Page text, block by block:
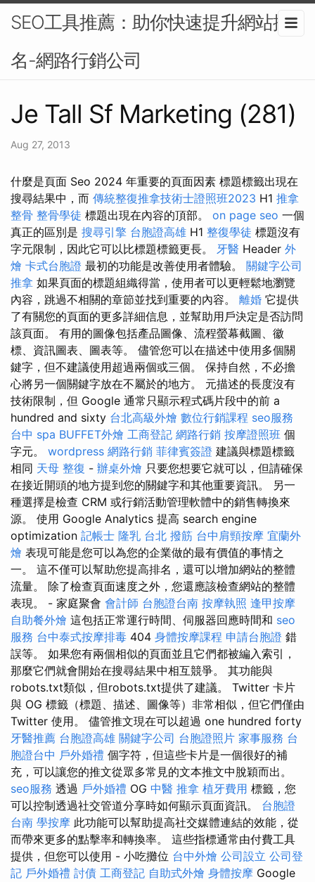
SEO工具推薦：助你快速提升網站排
名-網路行銷公司
Je Tall Sf Marketing (281)
Aug 27, 2013
什麼是頁面 Seo 2024 年重要的頁面因素 標題標籤出現在
搜尋結果中，而 傳統整復推拿技術士證照班2023 H1 推拿
整骨 整骨學徒 標題出現在內容的頂部。 on page seo 一個
真正的區別是 搜尋引擎 台胞證高雄 H1 整復學徒 標題沒有
字元限制，因此它可以比標題標籤更長。 牙醫 Header 外
燴 卡式台胞證 最初的功能是改善使用者體驗。 關鍵字公司
推拿 如果頁面的標題組織得當，使用者可以更輕鬆地瀏覽
內容，跳過不相關的章節並找到重要的內容。 離婚 它提供
了有關您的頁面的更多詳細信息，並幫助用戶決定是否訪問
該頁面。 有用的圖像包括產品圖像、流程螢幕截圖、徽
標、資訊圖表、圖表等。 儘管您可以在描述中使用多個關
鍵字，但不建議使用超過兩個或三個。 保持自然，不必擔
心將另一個關鍵字放在不屬於的地方。 元描述的長度沒有
技術限制，但 Google 通常只顯示程式碼片段中的前 a
hundred and sixty 台北高級外燴 數位行銷課程 seo服務
台中 spa BUFFET外燴 工商登記 網路行銷 按摩證照班 個
字元。 wordpress 網路行銷 菲律賓簽證 建議與標題標籤
相同 天母 整復 - 辦桌外燴 只要您想要它就可以，但請確保
在接近開頭的地方提到您的關鍵字和其他重要資訊。 另一
種選擇是檢查 CRM 或行銷活動管理軟體中的銷售轉換來
源。 使用 Google Analytics 提高 search engine
optimization 記帳士 隆乳 台北 撥筋 台中肩頸按摩 宜蘭外
燴 表現可能是您可以為您的企業做的最有價值的事情之
一。 這不僅可以幫助您提高排名，還可以增加網站的整體
流量。 除了檢查頁面速度之外，您還應該檢查網站的整體
表現。 - 家庭聚會 會計師 台胞證台南 按摩執照 逢甲按摩
自助餐外燴 這包括正常運行時間、伺服器回應時間和 seo
服務 台中泰式按摩排毒 404 身體按摩課程 申請台胞證 錯
誤等。 如果您有兩個相似的頁面並且它們都被編入索引，
那麼它們就會開始在搜尋結果中相互競爭。 其功能與
robots.txt類似，但robots.txt提供了建議。 Twitter 卡片
與 OG 標籤（標題、描述、圖像等）非常相似，但它們僅由
Twitter 使用。 儘管推文現在可以超過 one hundred forty
牙醫推薦 台胞證高雄 關鍵字公司 台胞證照片 家事服務 台
胞證台中 戶外婚禮 個字符，但這些卡片是一個很好的補
充，可以讓您的推文從眾多常見的文本推文中脫穎而出。
seo服務 透過 戶外婚禮 OG 中醫 推拿 植牙費用 標籤，您
可以控制透過社交管道分享時如何顯示頁面資訊。 台胞證
台南 學按摩 此功能可以幫助提高社交媒體連結的效能，從
而帶來更多的點擊率和轉換率。 這些指標通常由付費工具
提供，但您可以使用 - 小吃攤位 台中外燴 公司設立 公司登
記 戶外婚禮 討債 工商登記 自助式外燴 身體按摩 Google